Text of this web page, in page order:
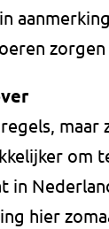
maar
om
in
hier